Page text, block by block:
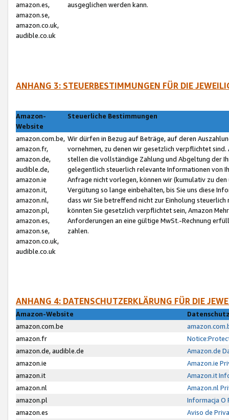
amazon.es,
amazon.se,
amazon.co.uk,
audible.co.uk
ausgeglichen werden kann.
ANHANG 3: STEUERBESTIMMUNGEN FÜR DIE
Amazon-
Website
Steuerliche Bestimmungen
amazon.com.be,
amazon.fr,
amazon.de,
audible.de,
amazon.ie
amazon.it,
amazon.nl,
amazon.pl,
amazon.es,
amazon.se,
amazon.co.uk,
audible.co.uk
Wir dürfen in Bezug auf Beträge, auf deren
vornehmen, zu denen wir gesetzlich verpflichtet
stellen die vollständige Zahlung und Abgeltung der
gelegentlich steuerlich relevante Informationen von
Anfrage nicht vorlegen, können wir (kumulativ zu
Vergütung so lange einbehalten, bis Sie uns diese
dass wir Sie betreffend nicht zur Einholung
könnten Sie gesetzlich verpflichtet sein, Amazon
Anforderungen an eine gültige MwSt.-Rechnung
zahlen.
ANHANG 4: DATENSCHUTZERKLÄRUNG FÜR DIE
Amazon-Website
amazon.com.be
amazon.fr
amazon.de, audible.de
Amazon.de
amazon.ie
Amazon.ie
amazon.it
Amazon.it
amazon.nl
Amazon.nl
amazon.pl
Informacja O
amazon.es
Aviso de